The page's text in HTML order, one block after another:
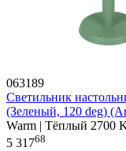
063189
Светильник
(Зеленый, 120 deg)
Warm | Тёплый 2700
5 31768